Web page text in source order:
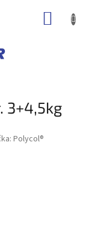
3+4,5kg
Polycol®